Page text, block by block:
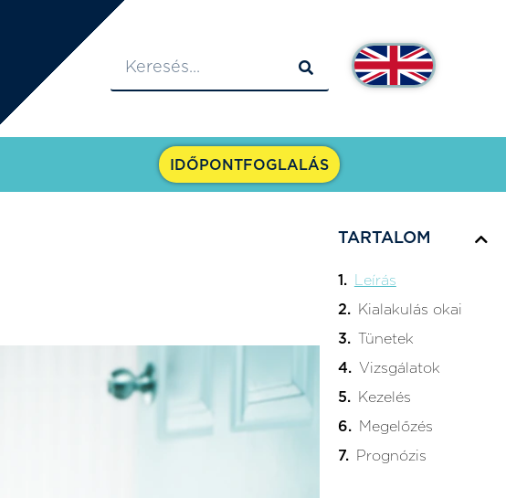
IDŐPONTFOGLALÁS
TARTALOM
Leírás
Kialakulás okai
Tünetek
Vizsgálatok
Kezelés
Megelőzés
Prognózis